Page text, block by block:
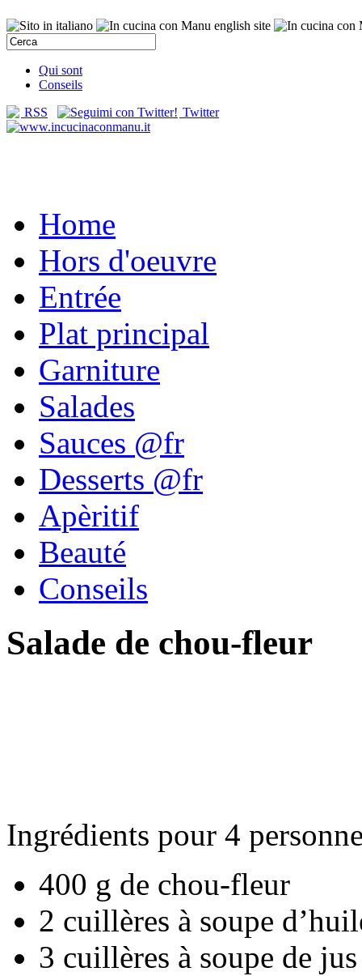
Qui sont
Conseils
RSS
Twitter
Home
Hors d'oeuvre
Entrée
Plat principal
Garniture
Salades
Sauces @fr
Desserts @fr
Apèritif
Beauté
Conseils
Salade de chou-fleur
Ingrédients pour 4
400 g de chou-fleur
2 cuillères à soupe
3 cuillères à soupe de